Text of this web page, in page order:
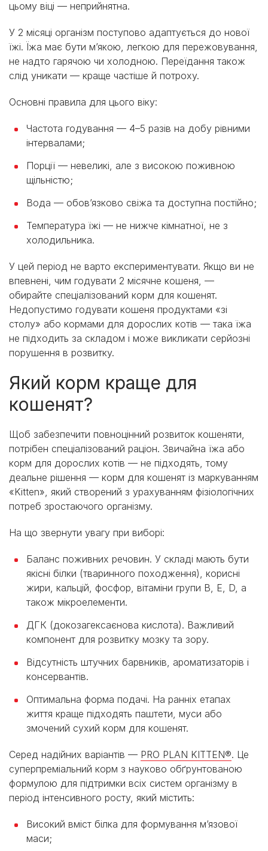
цьому віці — неприйнятна.
У 2 місяці організм поступово адаптується до нової
їжі. Їжа має бути м’якою, легкою для пережовування,
не надто гарячою чи холодною. Переїдання також
слід уникати — краще частіше й потроху.
Основні правила для цього віку:
Частота годування — 4–5 разів на добу рівними
інтервалами;
Порції — невеликі, але з високою поживною
щільністю;
Вода — обов’язково свіжа та доступна постійно;
Температура їжі — не нижче кімнатної, не з
холодильника.
У цей період не варто експериментувати. Якщо ви не
впевнені, чим годувати 2 місячне кошеня, —
обирайте спеціалізований корм для кошенят.
Недопустимо годувати кошеня продуктами «зі
столу» або кормами для дорослих котів — така їжа
не підходить за складом і може викликати серйозні
порушення в розвитку.
Який корм краще для
кошенят?
Щоб забезпечити повноцінний розвиток кошеняти,
потрібен спеціалізований раціон. Звичайна їжа або
корм для дорослих котів — не підходять, тому
деальне рішення — корм для кошенят із маркуванням
«Kitten», який створений з урахуванням фізіологічних
потреб зростаючого організму.
На що звернути увагу при виборі:
Баланс поживних речовин. У складі мають бути
якісні білки (тваринного походження), корисні
жири, кальцій, фосфор, вітаміни групи B, E, D, а
також мікроелементи.
ДГК (докозагексаєнова кислота). Важливий
компонент для розвитку мозку та зору.
Відсутність штучних барвників, ароматизаторів і
консервантів.
Оптимальна форма подачі. На ранніх етапах
життя краще підходять паштети, муси або
змочений сухий корм для кошенят.
Серед надійних варіантів — PRO PLAN KITTEN®. Це
суперпреміальний корм з науково обґрунтованою
формулою для підтримки всіх систем організму в
період інтенсивного росту, який містить:
Високий вміст білка для формування м’язової
маси;